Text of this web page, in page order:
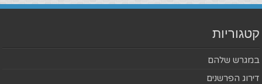
קטגוריות
במגרש שלהם
דירוג הפרשנים